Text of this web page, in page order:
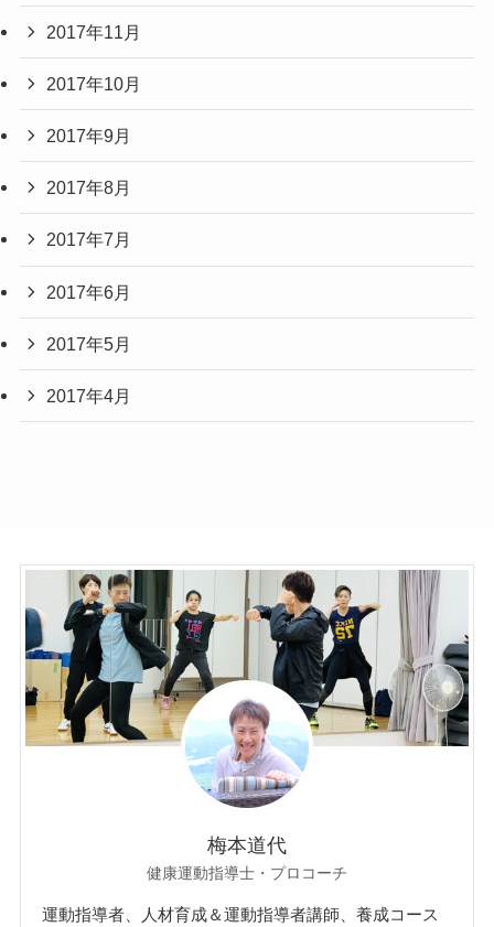
2017年11月
2017年10月
2017年9月
2017年8月
2017年7月
2017年6月
2017年5月
2017年4月
梅本道代
健康運動指導士・プロコーチ
運動指導者、人材育成＆運動指導者講師、養成コース